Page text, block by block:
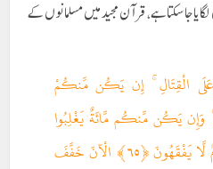
جاسکتا ہے، قرآن مجید میں مسلمانوں کے
عَلَى الْقِتَالِ ۚ إِن يَكُن مِّنكُمْ
وَإِن يَكُن مِّنكُم مِّائَةٌ يَغْلِبُوا
أَلْفًا مِّنَ الَّذِينَ كَفَرُوا بِأَنَّهُمْ قَوْمٌ لَّا يَفْقَهُونَ ﴿٦٥﴾ الْآنَ خَفَّفَ